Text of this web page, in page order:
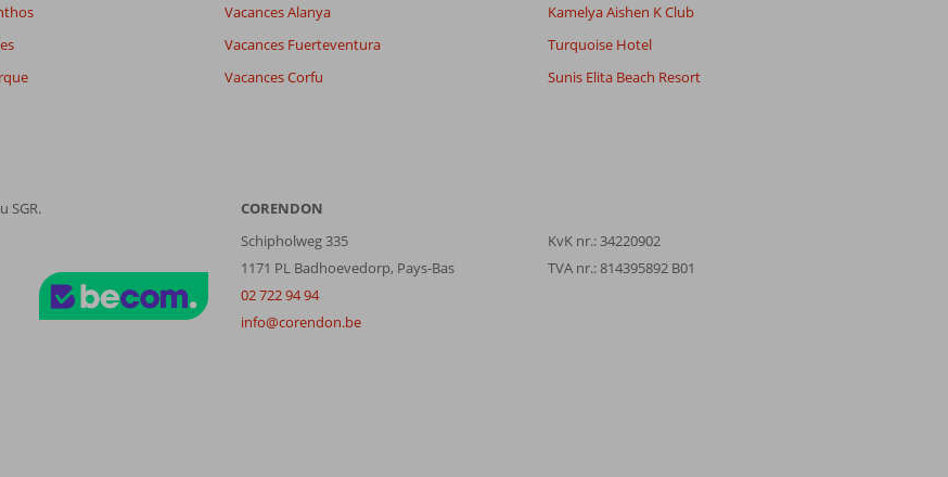
Vacances Alanya
Vacances Fuerteventura
Vacances Corfu
Kamelya Aishen K Club
Turquoise Hotel
Sunis Elita Beach Resort
SGR.
CORENDON
Schipholweg 335
1171 PL Badhoevedorp, Pays-Bas
02 722 94 94
info@corendon.be
KvK nr.: 34220902
TVA nr.: 814395892 B01